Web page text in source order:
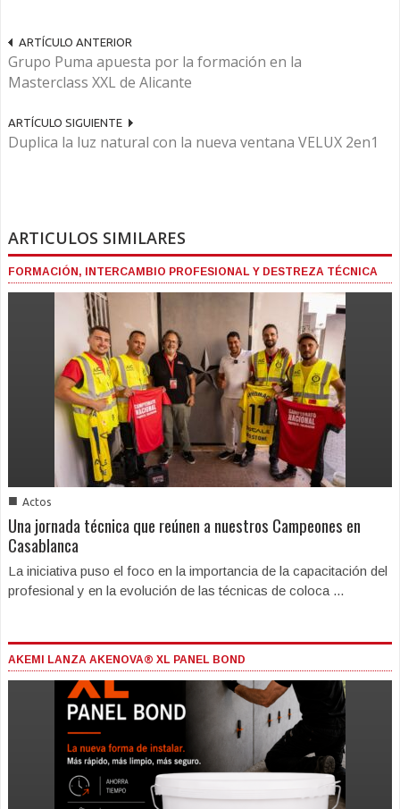
ARTÍCULO ANTERIOR
Grupo Puma apuesta por la formación en la
Masterclass XXL de Alicante
ARTÍCULO SIGUIENTE
Duplica la luz natural con la nueva ventana VELUX 2en1
ARTICULOS SIMILARES
FORMACIÓN, INTERCAMBIO PROFESIONAL Y DESTREZA TÉCNICA
■ Actos
Una jornada técnica que reúnen a nuestros Campeones en
Casablanca
La iniciativa puso el foco en la importancia de la capacitación del
profesional y en la evolución de las técnicas de coloca ...
AKEMI LANZA AKENOVA® XL PANEL BOND